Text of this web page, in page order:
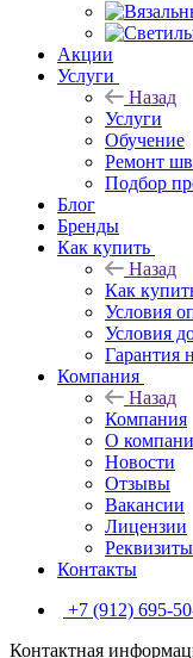
Акции
Услуги
Назад
Услуги
Обучение
Ремонт
Подбор
Блог
Бренды
Как купить
Назад
Как
Условия
Условия
Гарантия
Компания
Назад
Компания
О
Новости
Отзывы
Вакансии
Лицензии
Реквизиты
Контакты
+7 (912) 695-
Контактная